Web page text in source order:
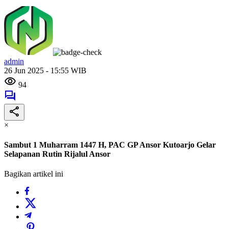
admin
26 Jun 2025 - 15:55 WIB
94
×
Sambut 1 Muharram 1447 H, PAC GP Ansor Kutoarjo Gelar
Selapanan Rutin Rijalul Ansor
Bagikan artikel ini